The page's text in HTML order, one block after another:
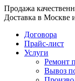
Продажа
Доставка в Москве
Договора
Прайс-лист
Услуги
Ремонт
Вывоз